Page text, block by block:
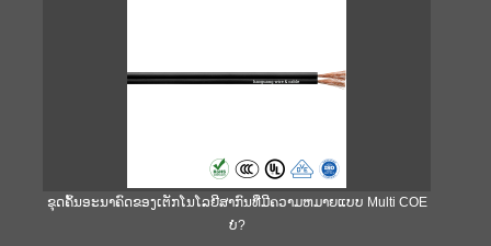
ຂຸດຄົ້ນອະນາຄົດຂອງເຕັກໂນໂລຍີສາກົນທີ່ມີຄວາມຫມາຍແບບ Multi COE
ບໍ?